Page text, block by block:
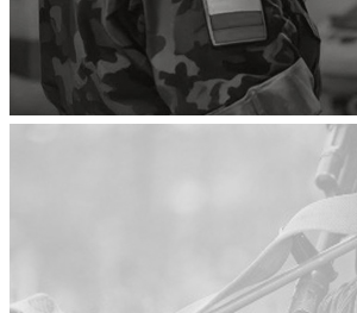
Как и где пройти медкомиссию для